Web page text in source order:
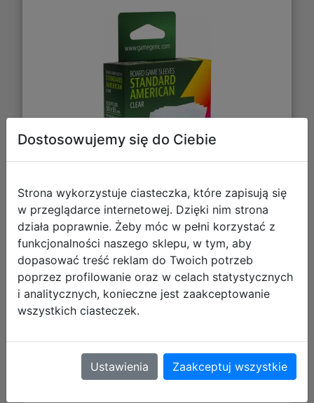
15,14 zł
DO KOSZYKA
Dostosowujemy się do Ciebie
Strona wykorzystuje ciasteczka, które zapisują się
w przeglądarce internetowej. Dzięki nim strona
działa poprawnie. Żeby móc w pełni korzystać z
funkcjonalności naszego sklepu, w tym, aby
dopasować treść reklam do Twoich potrzeb
poprzez profilowanie oraz w celach statystycznych
i analitycznych, konieczne jest zaakceptowanie
wszystkich ciasteczek.
Ustawienia Zaakceptuj wszystkie